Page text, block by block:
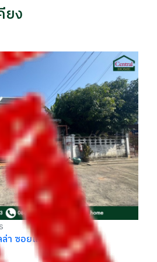
ยง
า ซอยแก้วเงินทอง 39 -